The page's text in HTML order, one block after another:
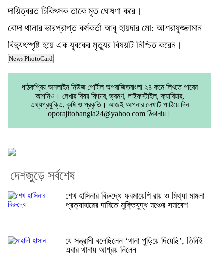
দায়িত্বরত চিকিৎসক তাকে মৃত ঘোষণা করে।
বোদা থানার ভারপ্রাপ্ত কর্মকর্তা আবু হায়দার মো: আশরাফুজ্জামান
বিদ্যুৎস্পৃষ্ট হয়ে এক যুবকের মৃত্যুর বিষয়টি নিশ্চিত করেন।
News PhotoCard
পাঠকপ্রিয় অনলাইন নিউজ পোর্টাল অপরাজিতবাংলা ২৪.কমে লিখতে পারেন
আপনিও। লেখার বিষয় ফিচার, ভ্রমণ, লাইফস্টাইল, ক্যারিয়ার,
তথ্যপ্রযুক্তি, কৃষি ও প্রকৃতি। আজই আপনার লেখাটি পাঠিয়ে দিন
oporajitobangla24@yahoo.com ঠিকানায়।
দেশজুড়ে সর্বশেষ
শেখ হাসিনার বিরুদ্ধে ফরমায়েশি রায় ও মিথ্যা মামলা
প্রত্যাহারের দাবিতে মুক্তিযুদ্ধ মঞ্চের সমাবেশ
যে সন্ত্রাসী বলেছিলেন ‘থানা পুড়িয়ে দিয়েছি’, তিনিই
এবার থানায় আশ্রয় নিলেন